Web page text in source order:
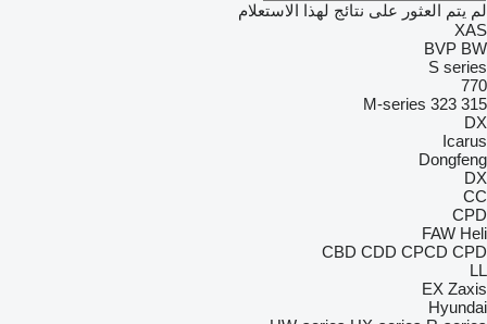
لم يتم العثور على نتائج لهذا الاستعلام
XAS
BVP BW
S series
770
315
323
M-series
DX
Icarus
Dongfeng
DX
CC
CPD
FAW Heli
CBD CDD CPCD CPD
LL
EX Zaxis
Hyundai